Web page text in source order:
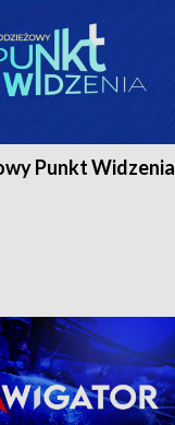
Punkt Widzenia